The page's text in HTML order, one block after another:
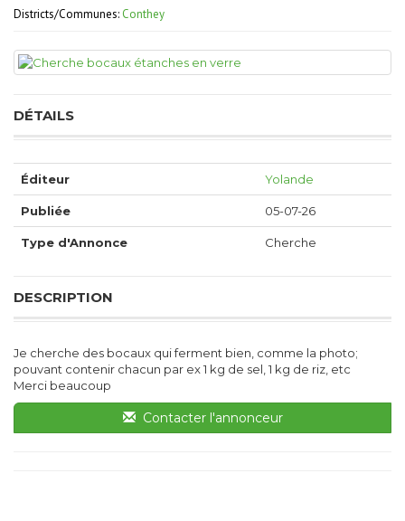
Districts/Communes: Conthey
DÉTAILS
Éditeur Yolande
Publiée 05-07-26
Type d'Annonce Cherche
DESCRIPTION
Je cherche des bocaux qui ferment bien, comme la photo;
pouvant contenir chacun par ex 1 kg de sel, 1 kg de riz, etc
Merci beaucoup
Contacter l'annonceur